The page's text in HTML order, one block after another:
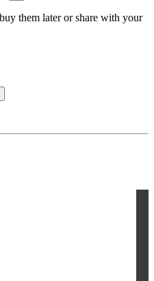
them later or share with your